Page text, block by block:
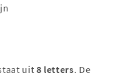
uit 8 letters. De